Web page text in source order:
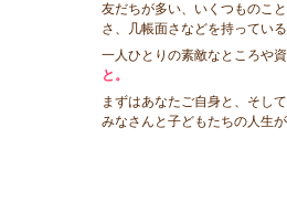
友だちが多い、いくつものこ
さ、几帳面さなどを持ってい
一人ひとりの素敵なところや
と。
まずはあなたご自身と、そし
みなさんと子どもたちの人生